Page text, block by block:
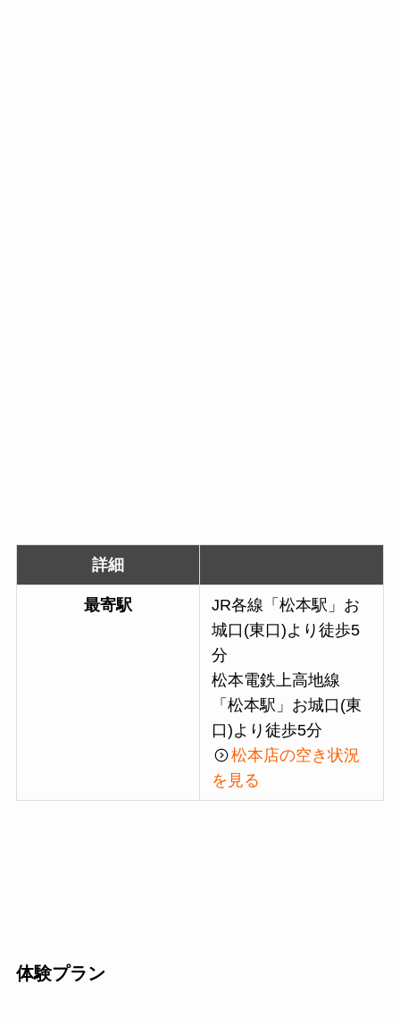
詳細
最寄駅
JR各線「松本駅」お
城口(東口)より徒歩5
分
松本電鉄上高地線
「松本駅」お城口(東
口)より徒歩5分
松本店の空き状況
を見る
体験プラン